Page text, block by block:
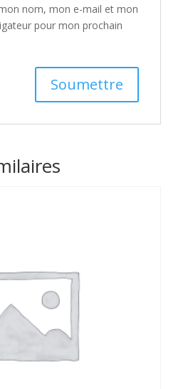
nom, mon e-mail et mon
pour mon prochain